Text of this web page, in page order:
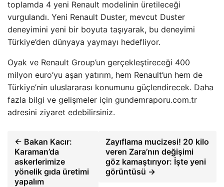
toplamda 4 yeni Renault modelinin üretileceği
vurgulandı. Yeni Renault Duster, mevcut Duster
deneyimini yeni bir boyuta taşıyarak, bu deneyimi
Türkiye’den dünyaya yaymayı hedefliyor.
Oyak ve Renault Group’un gerçekleştireceği 400
milyon euro’yu aşan yatırım, hem Renault’un hem de
Türkiye’nin uluslararası konumunu güçlendirecek. Daha
fazla bilgi ve gelişmeler için gundemraporu.com.tr
adresini ziyaret edebilirsiniz.
← Bakan Kacır:
Karaman’da
askerlerimize
yönelik gıda üretimi
yapalım
Zayıflama mucizesi! 20 kilo
veren Zara’nın değişimi
göz kamaştırıyor: İşte yeni
görüntüsü →